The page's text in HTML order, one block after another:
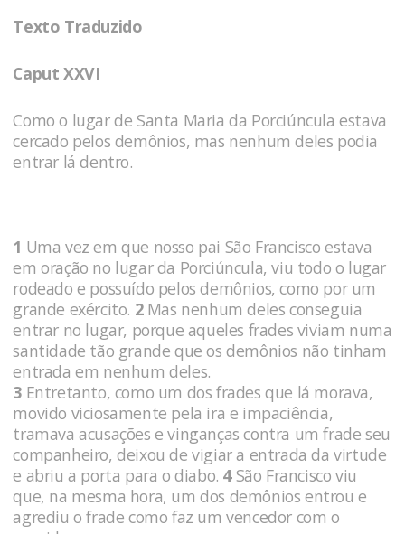
Texto Traduzido
Caput XXVI
Como o lugar de Santa Maria da Porciúncula estava
cercado pelos demônios, mas nenhum deles podia
entrar lá dentro.
1 Uma vez em que nosso pai São Francisco estava
em oração no lugar da Porciúncula, viu todo o lugar
rodeado e possuído pelos demônios, como por um
grande exército. 2 Mas nenhum deles conseguia
entrar no lugar, porque aqueles frades viviam numa
santidade tão grande que os demônios não tinham
entrada em nenhum deles.
3 Entretanto, como um dos frades que lá morava,
movido viciosamente pela ira e impaciência,
tramava acusações e vinganças contra um frade seu
companheiro, deixou de vigiar a entrada da virtude
e abriu a porta para o diabo. 4São Francisco viu
que, na mesma hora, um dos demônios entrou e
agrediu o frade como faz um vencedor com o